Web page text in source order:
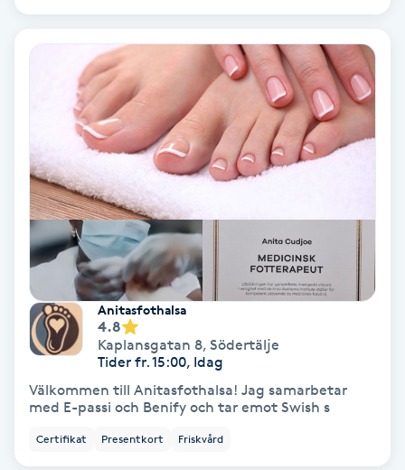
Tatuering
Tatueringsborttagning
Thaimassage
Toning
Torr hårbotten
Torrborstning
Triggerpunktsmassage
Trådning
Anitasfothalsa
4.8
Kaplansgatan 8, Södertälje
Tider fr. 15:00, Idag
Välkommen till Anitasfothalsa! Jag samarbetar
med E-passi och Benify och tar emot Swish s
Certifikat Presentkort Friskvård